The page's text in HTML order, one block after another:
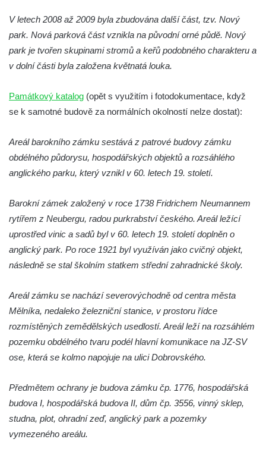
Zámek Skalka u Vlastislavi
Zámek Milešov
Zámek Kostomlaty pod Milešovkou
Zámek Hrdly
Zámek Lovosice
Zámek Rynartice
Zámek Nový Falkenburk v Jablonném v
Podještědí
Zámek ve Sloupu v Čechách
Schmittův zámek Český Dub
Zámek Markvartice
Zámek Česká Kamenice
Zámek Potštejn
Zámek Lomnice nad Popelkou
Zámek Lipová
V letech 2008 až 2009 byla zbudována další část, tzv. Nový
park. Nová parková část vznikla na původní orné půdě. Nový
park je tvořen skupinami stromů a keřů podobného charakteru a
v dolní části byla založena květnatá louka.
Památkový katalog (opět s využitím i fotodokumentace, když
se k samotné budově za normálních okolností nelze dostat):
Areál barokního zámku sestává z patrové budovy zámku
obdélného půdorysu, hospodářských objektů a rozsáhlého
anglického parku, který vznikl v 60. letech 19. století.
Barokní zámek založený v roce 1738 Fridrichem Neumannem
rytířem z Neubergu, radou purkrabství českého. Areál ležící
uprostřed vinic a sadů byl v 60. letech 19. století doplněn o
anglický park. Po roce 1921 byl využíván jako cvičný objekt,
následně se stal školním statkem střední zahradnické školy.
Areál zámku se nachází severovýchodně od centra města
Mělníka, nedaleko železniční stanice, v prostoru řídce
rozmístěných zemědělských usedlostí. Areál leží na rozsáhlém
pozemku obdélného tvaru podél hlavní komunikace na JZ-SV
ose, která se kolmo napojuje na ulici Dobrovského.
Předmětem ochrany je budova zámku čp. 1776, hospodářská
budova I, hospodářská budova II, dům čp. 3556, vinný sklep,
studna, plot, ohradní zeď, anglický park a pozemky
vymezeného areálu.